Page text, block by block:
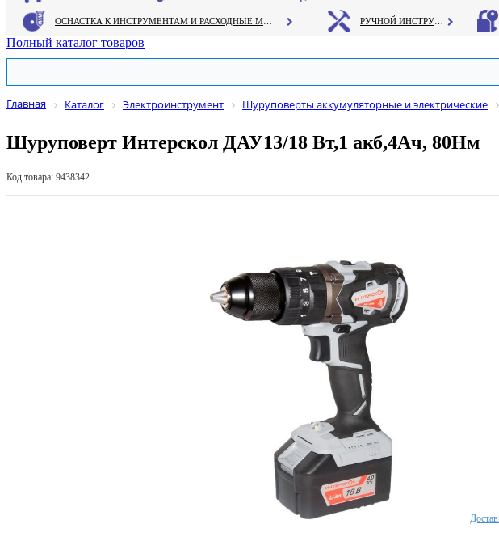
Полный каталог товаров
Главная Каталог Электроинструмент Шуруповерты аккумуляторные и электрические
Шуруповерт Интерскол ДАУ13/18 Вт,1 акб,4Ач, 80Нм
Код товара: 9438342